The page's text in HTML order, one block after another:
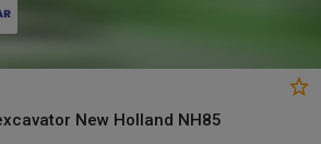
New Holland NH85